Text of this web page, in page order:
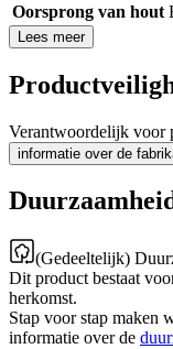
Oorsprong van hout
Lees meer
Verantwoordelijk voor
informatie over de
(Gedeeltelijk)
Dit product bestaat
herkomst.
Stap voor stap maken
informatie over de